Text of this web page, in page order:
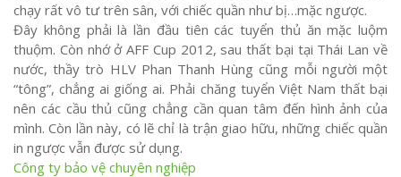
chạy rất vô tư trên sân, với chiếc quần như bị…mặc ngược.
Đây không phải là lần đầu tiên các tuyển thủ ăn mặc luộm
thuộm. Còn nhớ ở AFF Cup 2012, sau thất bại tại Thái Lan về
nước, thầy trò HLV Phan Thanh Hùng cũng mỗi người một
“tông”, chẳng ai giống ai. Phải chăng tuyển Việt Nam thất bại
nên các cầu thủ cũng chẳng cần quan tâm đến hình ảnh của
mình. Còn lần này, có lẽ chỉ là trận giao hữu, những chiếc quần
in ngược vẫn được sử dụng.
Công ty bảo vệ chuyên nghiệp